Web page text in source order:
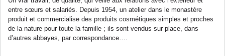
entre sœurs et salariés. Depuis 1954, un atelier dans le monastère
produit et commercialise des produits cosmétiques simples et proches
de la nature pour toute la famille ; ils sont vendus sur place, dans
d’autres abbayes, par correspondance….